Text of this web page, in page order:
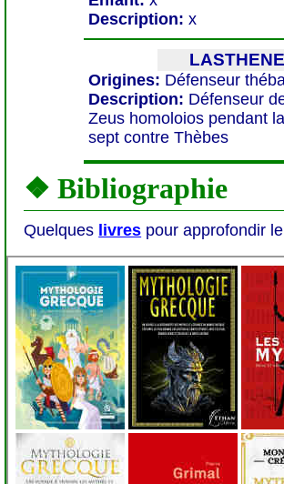
Description: x
Origines: Défenseur
Description: Défenseur
Zeus homoloios pendant
sept contre Thèbes
❖ Bibliographie
Quelques livres pour approfondir